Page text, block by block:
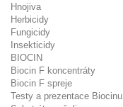
Hnojiva
Herbicidy
Fungicidy
Insekticidy
BIOCIN
Biocin F koncentráty
Biocin F spreje
Testy a prezentace Biocinu